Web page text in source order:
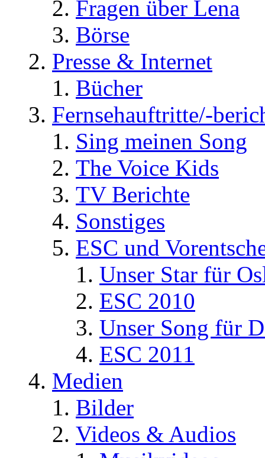
Fragen über Lena
Börse
Presse & Internet
Bücher
Fernsehauftritte/-
Sing meinen Song
The Voice Kids
TV Berichte
Sonstiges
ESC und
Unser Star für
ESC 2010
Unser Song für
ESC 2011
Medien
Bilder
Videos & Audios